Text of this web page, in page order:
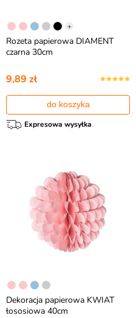
+
Rozeta papierowa DIAMENT
czarna 30cm
9,89 zł
do koszyka
Expresowa wysyłka
Dekoracja papierowa KWIAT
łososiowa 40cm